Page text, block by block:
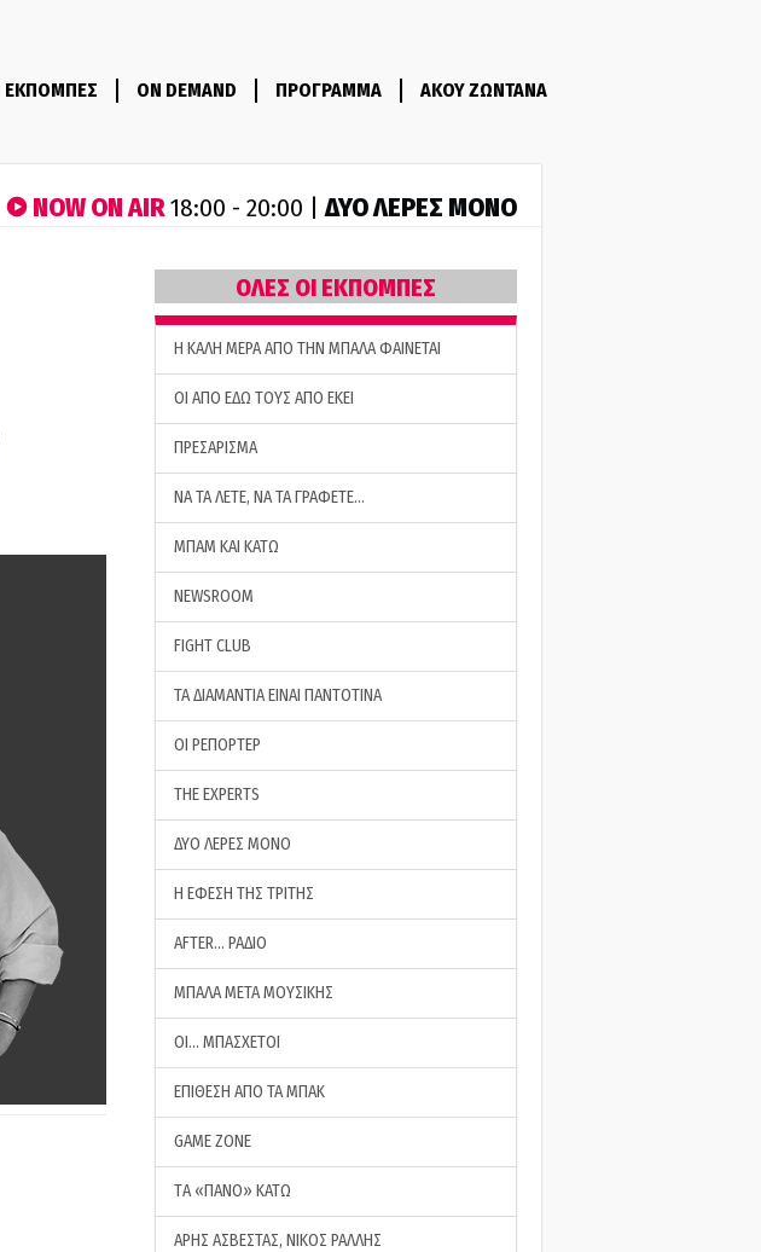
ΕΚΠΟΜΠΕΣ ON DEMAND ΠΡΟΓΡΑΜΜΑ ΑΚΟΥ ΖΩΝΤΑΝΑ
NOW ON AIR18:00 - 20:00 |ΔΥΟ ΛΕΡΕΣ ΜΟΝΟ
ΟΛΕΣ ΟΙ ΕΚΠΟΜΠΕΣ
H ΚΑΛΗ ΜΕΡΑ ΑΠΟ ΤΗΝ ΜΠΑΛΑ ΦΑΙΝΕΤΑΙ
ΟΙ ΑΠΟ ΕΔΩ ΤΟΥΣ ΑΠΟ ΕΚΕΙ
ΠΡΕΣΑΡΙΣΜΑ
ΝΑ ΤΑ ΛΕΤΕ, ΝΑ ΤΑ ΓΡΑΦΕΤΕ…
ΜΠΑΜ ΚΑΙ ΚΑΤΩ
NEWSROOM
FIGHT CLUB
ΤΑ ΔΙΑΜΑΝΤΙΑ ΕΙΝΑΙ ΠΑΝΤΟΤΙΝΑ
ΟΙ ΡΕΠΟΡΤΕΡ
THE EXPERTS
ΔΥΟ ΛΕΡΕΣ ΜΟΝΟ
Η ΕΦΕΣΗ ΤΗΣ ΤΡΙΤΗΣ
AFTER… ΡΑΔΙΟ
ΜΠΑΛΑ ΜΕΤΑ ΜΟΥΣΙΚΗΣ
ΟΙ… ΜΠΑΣΧΕΤΟΙ
ΕΠΙΘΕΣΗ ΑΠΟ ΤΑ ΜΠΑΚ
GAME ZONE
ΤA «ΠΑΝΟ» ΚΑΤΩ
ΑΡΗΣ ΑΣΒΕΣΤΑΣ, ΝΙΚΟΣ ΡΑΛΛΗΣ